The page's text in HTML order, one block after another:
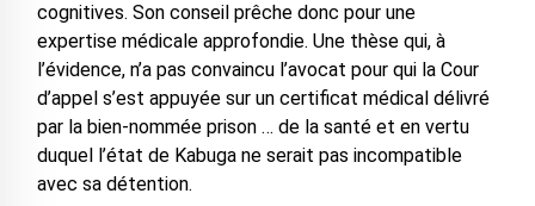
cognitives. Son conseil prêche donc pour une
expertise médicale approfondie. Une thèse qui, à
l’évidence, n’a pas convaincu l’avocat pour qui la Cour
d’appel s’est appuyée sur un certificat médical délivré
par la bien-nommée prison … de la santé et en vertu
duquel l’état de Kabuga ne serait pas incompatible
avec sa détention.